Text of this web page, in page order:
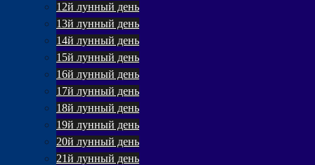
12й лунный день
13й лунный день
14й лунный день
15й лунный день
16й лунный день
17й лунный день
18й лунный день
19й лунный день
20й лунный день
21й лунный день